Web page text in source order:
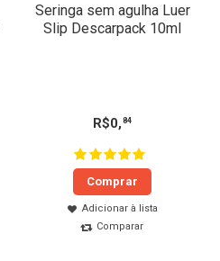
Seringa sem agulha Luer
Slip Descarpack 10ml
R$0, 84
Comprar
Adicionar à lista
Comparar